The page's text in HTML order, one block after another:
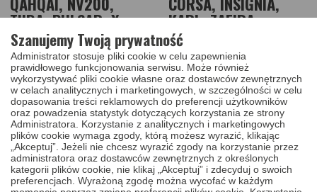
TIIDA, PULSAR, X-
TRAIL, NAVARA 2010
- 2020
200,00
PLN
Zobacz
więcej
KARL, ZAFIRA,
MOKKA 2002 - 2020
120,00
PLN
więcej
Szanujemy Twoją prywatność
Administrator stosuje pliki cookie w celu zapewnienia
prawidłowego funkcjonowania serwisu. Może również
wykorzystywać pliki cookie własne oraz dostawców zewnętrznych
w celach analitycznych i marketingowych, w szczególności w celu
dopasowania treści reklamowych do preferencji użytkowników
oraz powadzenia statystyk dotyczących korzystania ze strony
Administratora. Korzystanie z analitycznych i marketingowych
plików cookie wymaga zgody, którą możesz wyrazić, klikając
„Akceptuj”. Jeżeli nie chcesz wyrazić zgody na korzystanie przez
administratora oraz dostawców zewnętrznych z określonych
kategorii plików cookie, nie klikaj „Akceptuj” i zdecyduj o swoich
preferencjach. Wyrażoną zgodę można wycofać w każdym